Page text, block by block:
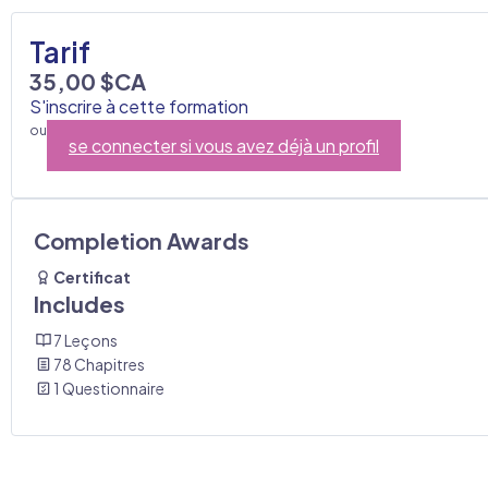
Tarif
35,00 $CA
S'inscrire à cette formation
ou
se connecter si vous avez déjà un profil
Completion Awards
Certificat
Includes
7 Leçons
78 Chapitres
1 Questionnaire